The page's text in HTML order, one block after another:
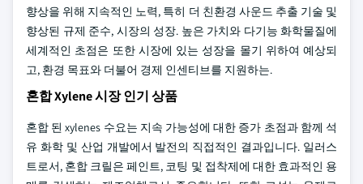
향상을 위해 지속적인 노력, 특히 더 친환경 사운드 추출 기술 및
향상된 규제 준수, 시장의 성장. 높은 가치와 다기능 화학물질에
세계적인 초점은 또한 시장에 있는 성장을 몰기 위하여 예상되
고, 환경 목표와 더불어 경제 인센티브를 지원하는.
혼합 Xylene 시장 인기 상품
혼합 된 xylenes 수요는 지속 가능성에 대한 증가 초점과 함께 석
유 화학 및 산업 개발에서 발전의 직접적인 결과입니다. 일러스
트로서, 혼합 크릴은 페인트, 코팅 및 접착제에 대한 효과적인 용